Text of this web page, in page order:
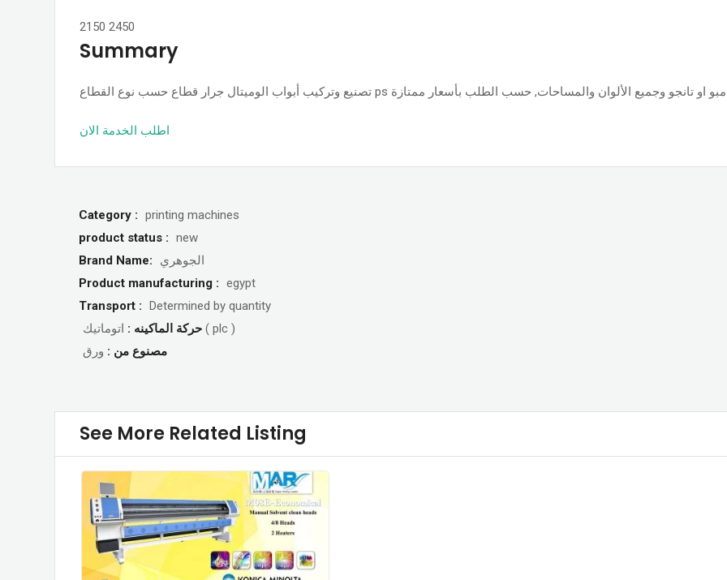
2150 2450
Summary
اطلب الخدمة الان
Category : printing machines
product status : new
Brand Name:
الجوهري
Product manufacturing : egypt
Transport : Determined by quantity
حركة الماكينه : اتوماتيك ( plc )
مصنوع من : ورق
See More Related Listing